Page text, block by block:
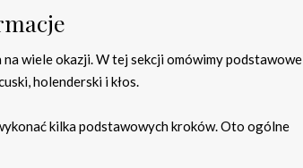
wiele okazji. W tej sekcji omówimy podstawowe
holenderski i kłos.
kilka podstawowych kroków. Oto ogólne